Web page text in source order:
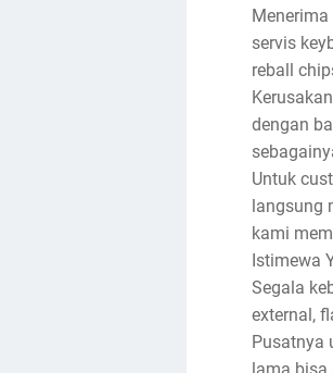
servis
reball
dengan
Untuk
langsung
kami
Istimewa
Segala
external,
Pusatnya